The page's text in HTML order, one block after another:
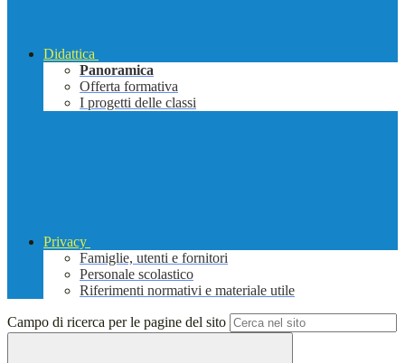
Didattica
Panoramica
Offerta formativa
I progetti delle classi
Privacy
Famiglie, utenti e fornitori
Personale scolastico
Riferimenti normativi e materiale utile
Campo di ricerca per le pagine del sito